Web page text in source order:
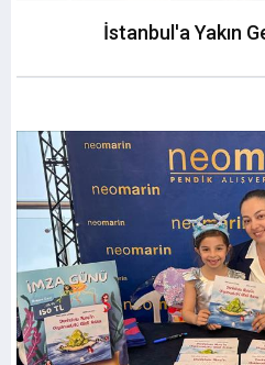
İstanbul'a Yakın